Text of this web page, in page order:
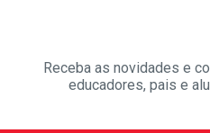
Receba as novidades e
educadores, pais e